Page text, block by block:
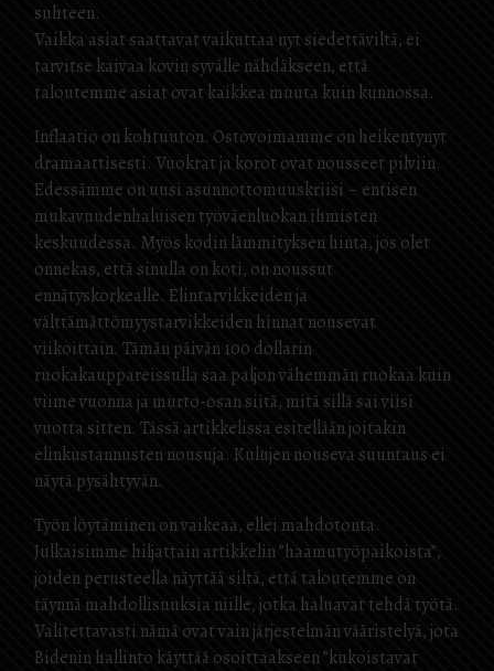
suhteen.
Vaikka asiat saattavat vaikuttaa nyt siedettäviltä, ei
tarvitse kaivaa kovin syvälle nähdäkseen, että
taloutemme asiat ovat kaikkea muuta kuin kunnossa.
Inflaatio on kohtuuton. Ostovoimamme on heikentynyt
dramaattisesti. Vuokrat ja korot ovat nousseet pilviin.
Edessämme on uusi asunnottomuuskriisi – entisen
mukavuudenhaluisen työväenluokan ihmisten
keskuudessa. Myös kodin lämmityksen hinta, jos olet
onnekas, että sinulla on koti, on noussut
ennätyskorkealle. Elintarvikkeiden ja
välttämättömyystarvikkeiden hinnat nousevat
viikoittain. Tämän päivän 100 dollarin
ruokakauppareissulla saa paljon vähemmän ruokaa kuin
viime vuonna ja murto-osan siitä, mitä sillä sai viisi
vuotta sitten. Tässä artikkelissa esitellään joitakin
elinkustannusten nousuja. Kulujen nouseva suuntaus ei
näytä pysähtyvän.
Työn löytäminen on vaikeaa, ellei mahdotonta.
Julkaisimme hiljattain artikkelin ”haamutyöpaikoista”,
joiden perusteella näyttää siltä, että taloutemme on
täynnä mahdollisuuksia niille, jotka haluavat tehdä työtä.
Valitettavasti nämä ovat vain järjestelmän vääristelyä, jota
Bidenin hallinto käyttää osoittaakseen ”kukoistavat